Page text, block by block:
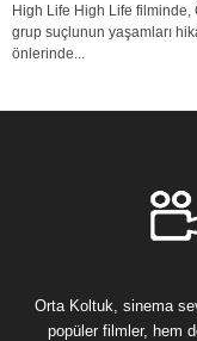
High Life High Life filminde,
grup suçlunun yaşamları
önlerinde...
Orta Koltuk, sinema
popüler filmler, hem